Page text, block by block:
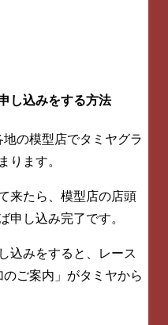
し込みをする方法
の模型店でタミヤグラ
ります。
来たら、模型店の店頭
申し込み完了です。
込みをすると、レース
ご案内」がタミヤから